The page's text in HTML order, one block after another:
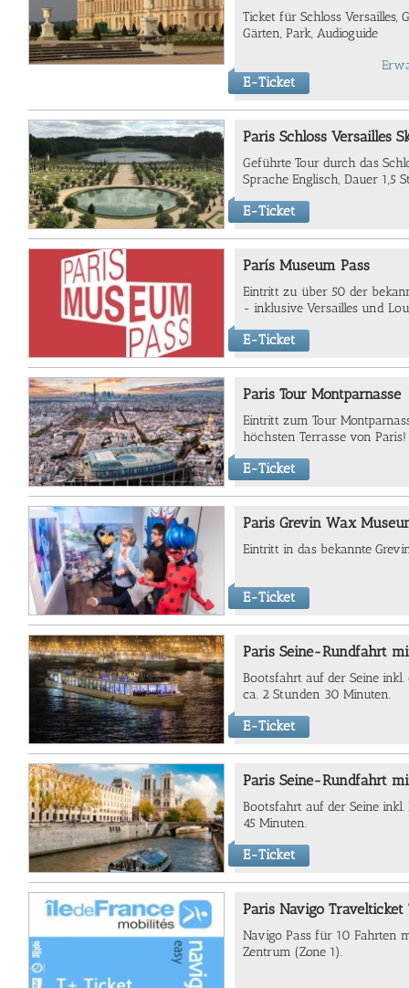
Ticket für Schloss Versailles,
Gärten, Park, Audioguide
E-Ticket
Paris Schloss Versailles
Geführte Tour durch das
Sprache Englisch, Dauer 1,5
E-Ticket
París Museum Pass
Eintritt zu über 50 der
- inklusive Versailles und
E-Ticket
Paris Tour Montparnasse
Eintritt zum Tour
höchsten Terrasse von Paris!
E-Ticket
Paris Grevin Wax
Eintritt in das bekannte
E-Ticket
Paris Seine-Rundfahrt
Bootsfahrt auf der Seine inkl.
ca. 2 Stunden 30 Minuten.
E-Ticket
Paris Seine-Rundfahrt
Bootsfahrt auf der Seine inkl.
45 Minuten.
E-Ticket
Paris Navigo Travelticket
Navigo Pass für 10 Fahrten
Zentrum (Zone 1).